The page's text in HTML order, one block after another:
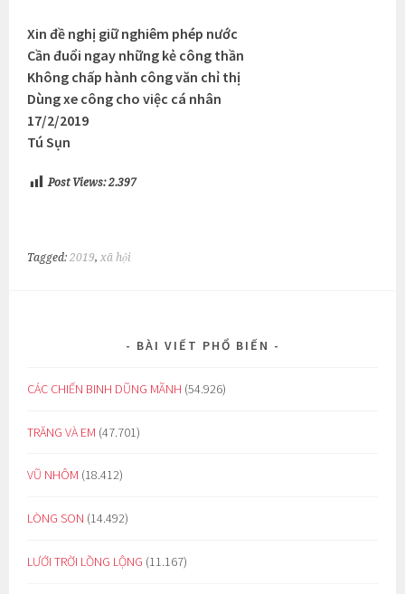
Xin đề nghị giữ nghiêm phép nước
Cần đuổi ngay những kẻ công thần
Không chấp hành công văn chỉ thị
Dùng xe công cho việc cá nhân
17/2/2019
Tú Sụn
Post Views: 2.397
Tagged:2019, xã hội
BÀI VIẾT PHỔ BIẾN
CÁC CHIẾN BINH DŨNG MÃNH (54.926)
TRĂNG VÀ EM (47.701)
VŨ NHÔM (18.412)
LÒNG SON (14.492)
LƯỚI TRỜI LỒNG LỘNG (11.167)